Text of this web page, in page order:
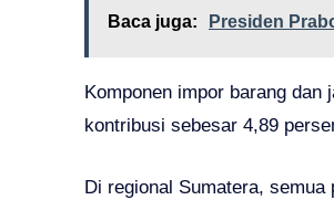
Baca juga: Presiden
Komponen impor barang
kontribusi sebesar 4,89
Di regional Sumatera,